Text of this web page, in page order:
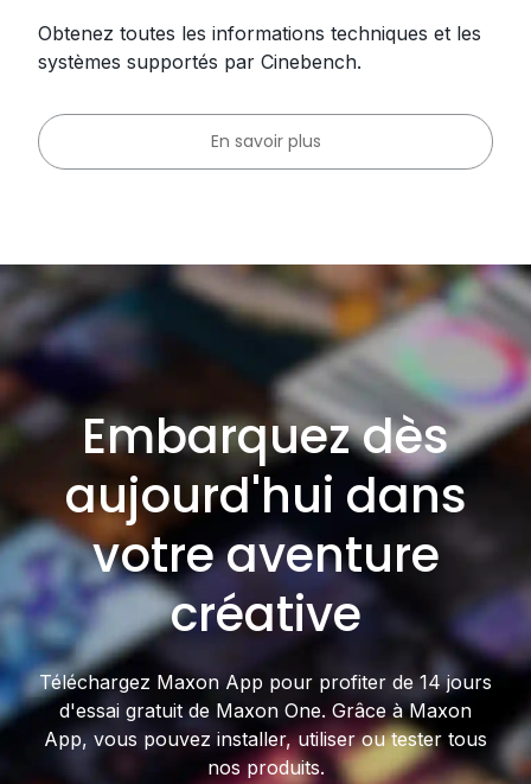
Obtenez toutes les informations techniques et les
systèmes supportés par Cinebench.
En savoir plus
Embarquez dès
aujourd'hui dans
votre aventure
créative
Téléchargez Maxon App pour profiter de 14 jours
d'essai gratuit de Maxon One. Grâce à Maxon
App, vous pouvez installer, utiliser ou tester tous
nos produits.